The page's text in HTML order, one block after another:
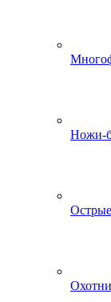
Ножи-